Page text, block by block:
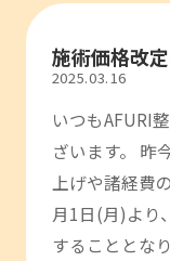
施術価格改
2025.03.16
いつもAFURI
ざいます。 昨
上げや諸経費
月1日(月)より
することとな